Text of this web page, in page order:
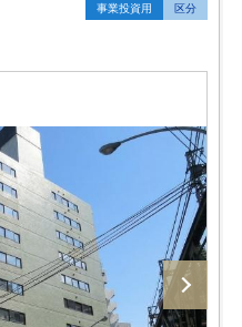
事業投資用 区分